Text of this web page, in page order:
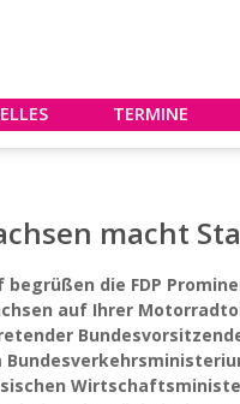
TERMINE
macht
begrüßen die FDP
auf Ihrer